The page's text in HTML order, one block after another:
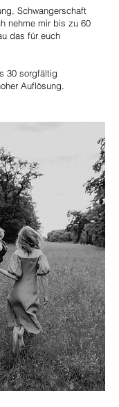
Schwangerschaft
nehme mir bis zu 60
das für euch
30 sorgfältig
Auflösung.